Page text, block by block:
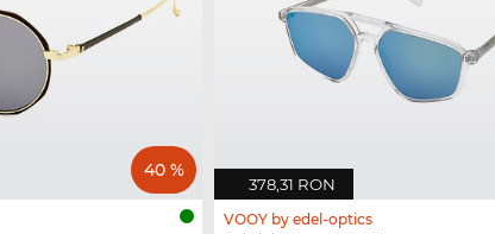
40 %
378,31 RON
VOOY by edel-optics